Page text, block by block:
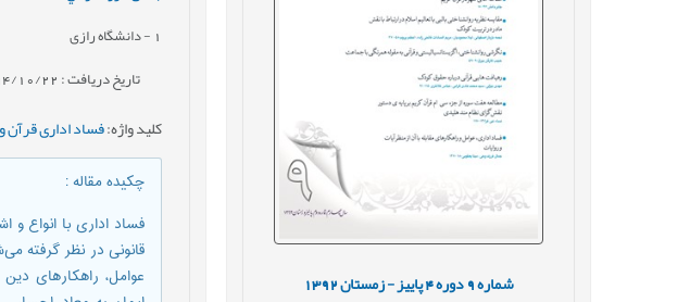
شماره دوره پاییز - زمستان1392
1 - دانشگاه رازی
تاریخ دریافت : 1394/10/22
کلید واژه:فساد اداری قرآن
چکیده مقاله:
فساد اداری با انواع
قانونی در نظر گرفته
عوامل، راهکارهای